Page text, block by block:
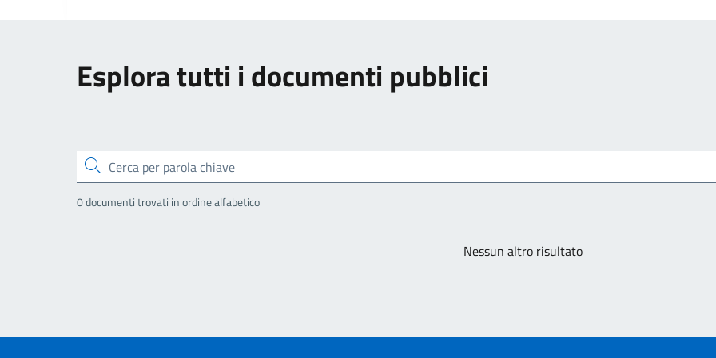
Esplora tutti i documenti pubblici
Cerca
0 documenti trovati in ordine alfabetico
Nessun altro risultato